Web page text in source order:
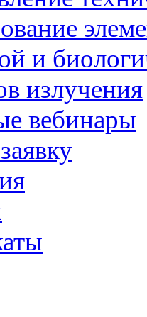
и
излучения
вебинары